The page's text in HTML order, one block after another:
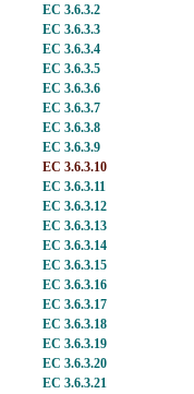
EC 3.6.3.2
EC 3.6.3.3
EC 3.6.3.4
EC 3.6.3.5
EC 3.6.3.6
EC 3.6.3.7
EC 3.6.3.8
EC 3.6.3.9
EC 3.6.3.10
EC 3.6.3.11
EC 3.6.3.12
EC 3.6.3.13
EC 3.6.3.14
EC 3.6.3.15
EC 3.6.3.16
EC 3.6.3.17
EC 3.6.3.18
EC 3.6.3.19
EC 3.6.3.20
EC 3.6.3.21